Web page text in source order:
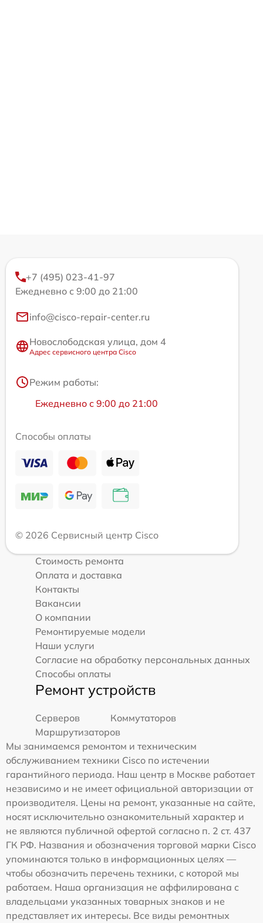
+7 (495) 023-41-97
Ежедневно с 9:00 до 21:00
info@cisco-repair-center.ru
Новослободская улица, дом 4
Адрес сервисного центра Cisco
Режим работы:
Ежедневно с 9:00 до 21:00
Способы оплаты
© 2026 Сервисный центр Cisco
Стоимость ремонта
Оплата и доставка
Контакты
Вакансии
О компании
Ремонтируемые модели
Наши услуги
Согласие на обработку персональных данных
Способы оплаты
Ремонт устройств
Серверов
Коммутаторов
Маршрутизаторов
Мы занимаемся ремонтом и техническим
обслуживанием техники Cisco по истечении
гарантийного периода. Наш центр в Москве работает
независимо и не имеет официальной авторизации от
производителя. Цены на ремонт, указанные на сайте,
носят исключительно ознакомительный характер и
не являются публичной офертой согласно п. 2 ст. 437
ГК РФ. Названия и обозначения торговой марки Cisco
упоминаются только в информационных целях —
чтобы обозначить перечень техники, с которой мы
работаем. Наша организация не аффилирована с
владельцами указанных товарных знаков и не
представляет их интересы. Все виды ремонтных